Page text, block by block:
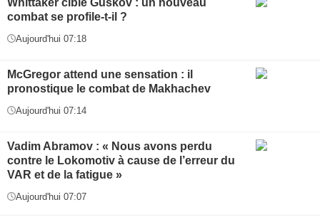
combat se profile-t-il ?
Aujourd'hui 07:18
McGregor attend une sensation : il
pronostique le combat de Makhachev
Aujourd'hui 07:14
Vadim Abramov : « Nous avons perdu
contre le Lokomotiv à cause de l’erreur du
VAR et de la fatigue »
Aujourd'hui 07:07